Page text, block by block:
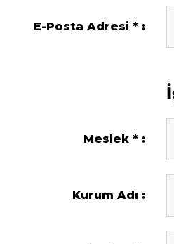
E-Posta Adresi
Meslek
Kurum Adı